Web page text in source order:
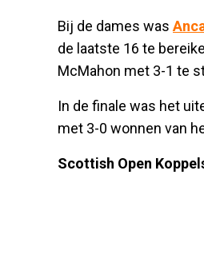
Bij de dames was
de laatste 16 te
McMahon met 3-1 te
In de finale was het
met 3-0 wonnen van
Scottish Open